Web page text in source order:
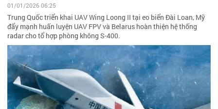
01/01/2026 06:25
Trung Quốc triển khai UAV Wing Loong II tại eo biển Đài Loan, Mỹ
đẩy mạnh huấn luyện UAV FPV và Belarus hoàn thiện hệ thống
radar cho tổ hợp phòng không S-400.